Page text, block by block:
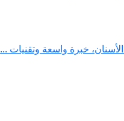
خبرة واسعة وتقنيات ...